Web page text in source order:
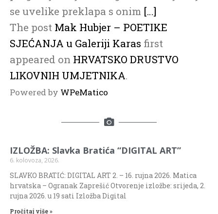
se uvelike preklapa s onim […]
The post Mak Hubjer – POETIKE
SJEĆANJA u Galeriji Karas first
appeared on HRVATSKO DRUSTVO
LIKOVNIH UMJETNIKA.
Powered by WPeMatico
IZLOŽBA: Slavka Bratića “DIGITAL ART”
6. kolovoza, 2026.
SLAVKO BRATIĆ: DIGITAL ART 2. – 16. rujna 2026. Matica
hrvatska – Ogranak Zaprešić Otvorenje izložbe: srijeda, 2.
rujna 2026. u 19 sati Izložba Digital
Pročitaj više »